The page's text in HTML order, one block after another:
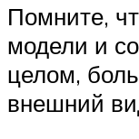
Помните,
модели и
целом,
внешний